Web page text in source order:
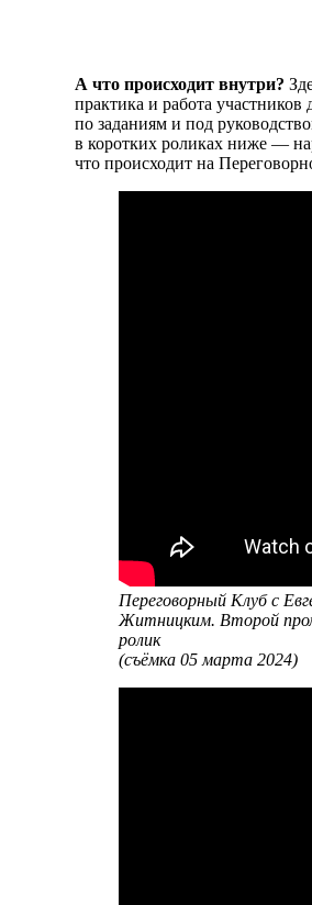
А что происходит внутри?
практика и работа участников
по заданиям и под
в коротких роликах ниже —
что происходит на
Переговорный Клуб с
Житницким. Второй
ролик
(съёмка 05 марта 2024)